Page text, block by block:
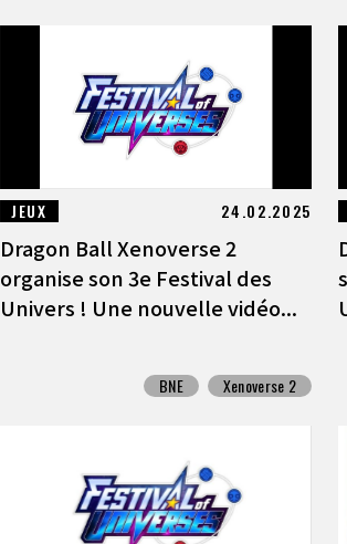
JEUX 24.02.2025
Dragon Ball Xenoverse 2
organise son 3e Festival des
Univers ! Une nouvelle vidéo...
BNE Xenoverse 2